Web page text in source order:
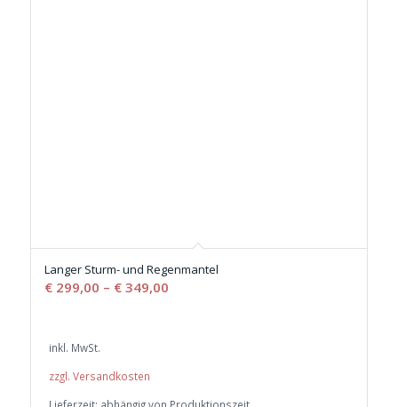
Langer Sturm- und Regenmantel
€299,00 – €349,00
inkl. MwSt.
zzgl. Versandkosten